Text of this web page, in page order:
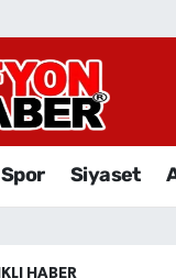
Spor Siyaset
HABER